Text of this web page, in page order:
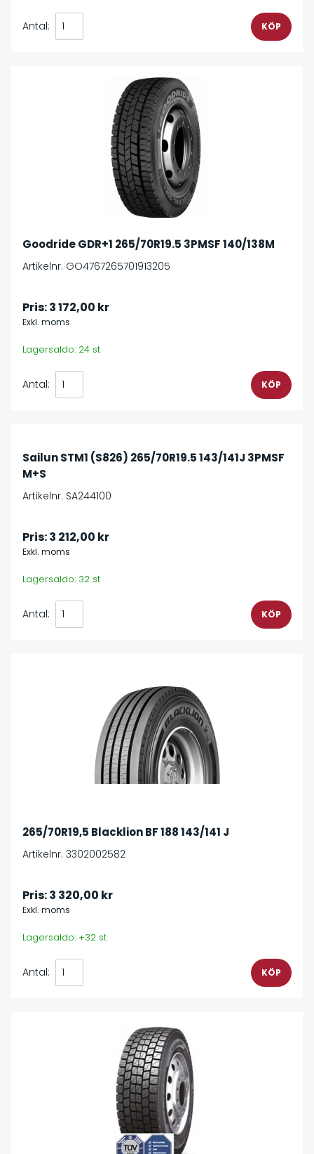
Antal:
Goodride GDR+1 265/70R19.5 3PMSF 140/138M
Artikelnr. GO4767265701913205
Pris:3 172,00 kr
Exkl. moms
Lagersaldo: 24 st
Antal:
Sailun STM1 (S826) 265/70R19.5 143/141J 3PMSF
M+S
Artikelnr. SA244100
Pris:3 212,00 kr
Exkl. moms
Lagersaldo: 32 st
Antal:
265/70R19,5 Blacklion BF 188 143/141 J
Artikelnr. 3302002582
Pris:3 320,00 kr
Exkl. moms
Lagersaldo: +32 st
Antal: